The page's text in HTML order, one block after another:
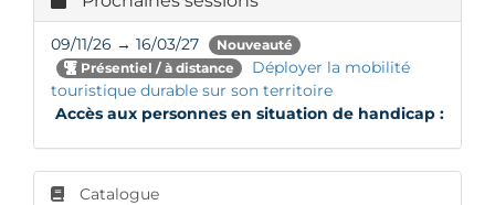
09/11/26 → 16/03/27
Nouveauté
Présentiel / à distance
Déployer la mobilité
touristique durable sur son territoire
Accès aux personnes en situation de handicap :
Catalogue